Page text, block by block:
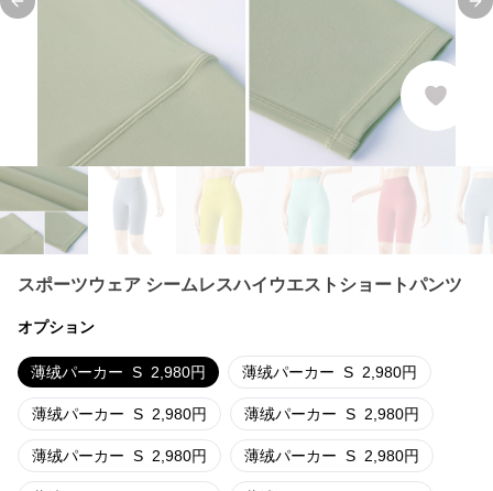
Previous slide
スポーツウェア シームレスハイウエストショートパンツ
オプション
薄绒パーカー S 2,980円 薄绒パーカー S 2,980円
薄绒パーカー S 2,980円 薄绒パーカー S 2,980円
薄绒パーカー S 2,980円 薄绒パーカー S 2,980円